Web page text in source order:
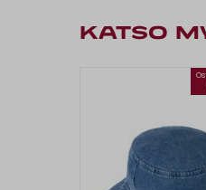
KATSO